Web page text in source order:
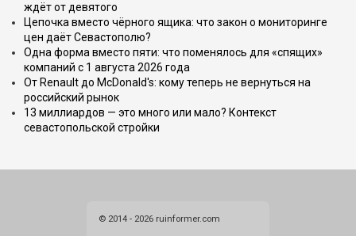
ждёт от девятого
Цепочка вместо чёрного ящика: что закон о мониторинге
цен даёт Севастополю?
Одна форма вместо пяти: что поменялось для «спящих»
компаний с 1 августа 2026 года
От Renault до McDonald's: кому теперь не вернуться на
российский рынок
13 миллиардов — это много или мало? Контекст
севастопольской стройки
© 2014 - 2026 ruinformer.com